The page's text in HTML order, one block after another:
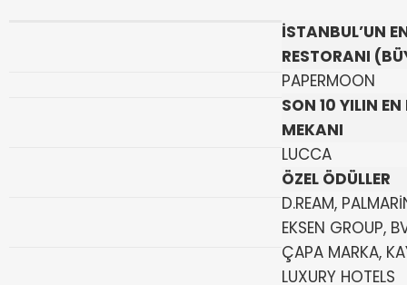
İSTANBUL’UN
RESTORANI
PAPERMOON
SON 10 YILIN
MEKANI
LUCCA
ÖZEL ÖDÜLLER
D.REAM,
EKSEN GROUP,
ÇAPA MARKA,
LUXURY HOTELS